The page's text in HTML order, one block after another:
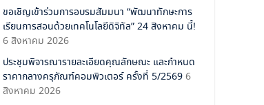
ขอเชิญเข้าร่วมการอบรมสัมมนา “พัฒนาทักษะการ
เรียนการสอนด้วยเทคโนโลยีดิจิทัล” 24 สิงหาคม นี้!
6 สิงหาคม 2026
ประชุมพิจารณารายละเอียดคุณลักษณะ และกำหนด
ราคากลางครุภัณฑ์คอมพิวเตอร์ ครั้งที่ 5/2569 6
สิงหาคม 2026